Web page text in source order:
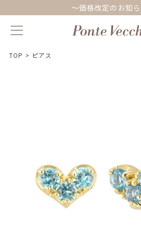
～価格改定のお知
TOP > ピアス